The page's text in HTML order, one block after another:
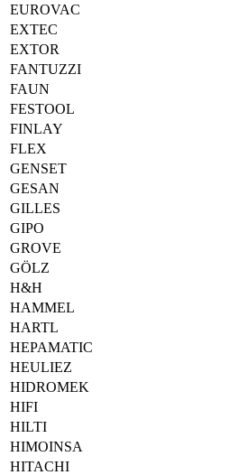
EUROVAC
EXTEC
EXTOR
FANTUZZI
FAUN
FESTOOL
FINLAY
FLEX
GENSET
GESAN
GILLES
GIPO
GROVE
GÖLZ
H&H
HAMMEL
HARTL
HEPAMATIC
HEULIEZ
HIDROMEK
HIFI
HILTI
HIMOINSA
HITACHI